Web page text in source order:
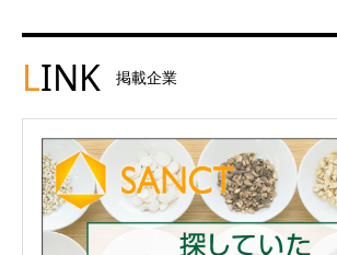
LINK 掲載企業